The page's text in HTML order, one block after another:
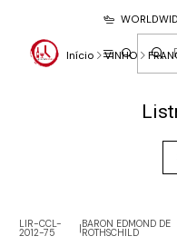
Início VINHO
LIR-CCL-
2012-75 |BARON EDMOND DE
ROTHSCHILD